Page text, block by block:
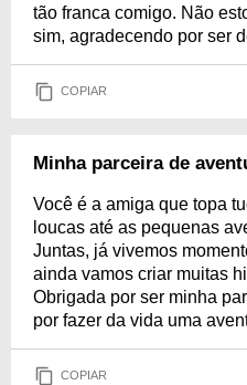
tão franca comigo. Não
sim, agradecendo por ser
COPIAR
Minha parceira de
Você é a amiga que topa
loucas até as pequenas
Juntas, já vivemos
ainda vamos criar muitas
Obrigada por ser minha
por fazer da vida uma
COPIAR